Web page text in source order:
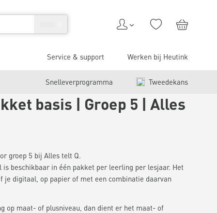
Service & support Werken bij Heutink
Snelleverprogramma Tweedekans
basis | Groep 5 | Alles
groep 5 bij Alles telt Q.
beschikbaar in één pakket per leerling per lesjaar. Het
je digitaal, op papier of met een combinatie daarvan
op maat- of plusniveau, dan dient er het maat- of